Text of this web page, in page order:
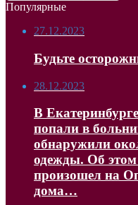
Популярные
27.12.2023
Будьте
28.12.2023
В
попали в
обнаружили
одежды. Об
произошел на
дома…